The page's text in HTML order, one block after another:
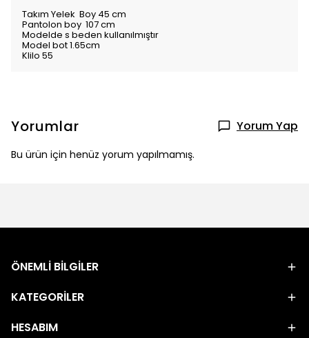
Takım Yelek Boy 45 cm
Pantolon boy 107 cm
Modelde s beden kullanılmıştır
Model bot 1.65cm
Klilo 55
Yorumlar Yorum Yap
Bu ürün için henüz yorum yapılmamış.
ÖNEMLİ BİLGİLER
KATEGORİLER
HESABIM